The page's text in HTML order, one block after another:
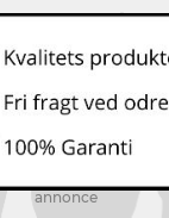
annonce